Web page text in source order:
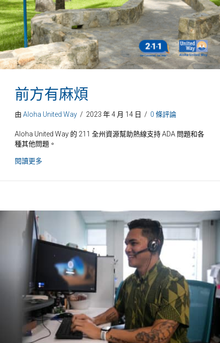
前方有麻煩
由 Aloha United Way / 2023 年 4 月 14 日 / 0 條評論
Aloha United Way 的 211 全州資源幫助熱線支持 ADA 問題和各
種其他問題。
閱讀更多